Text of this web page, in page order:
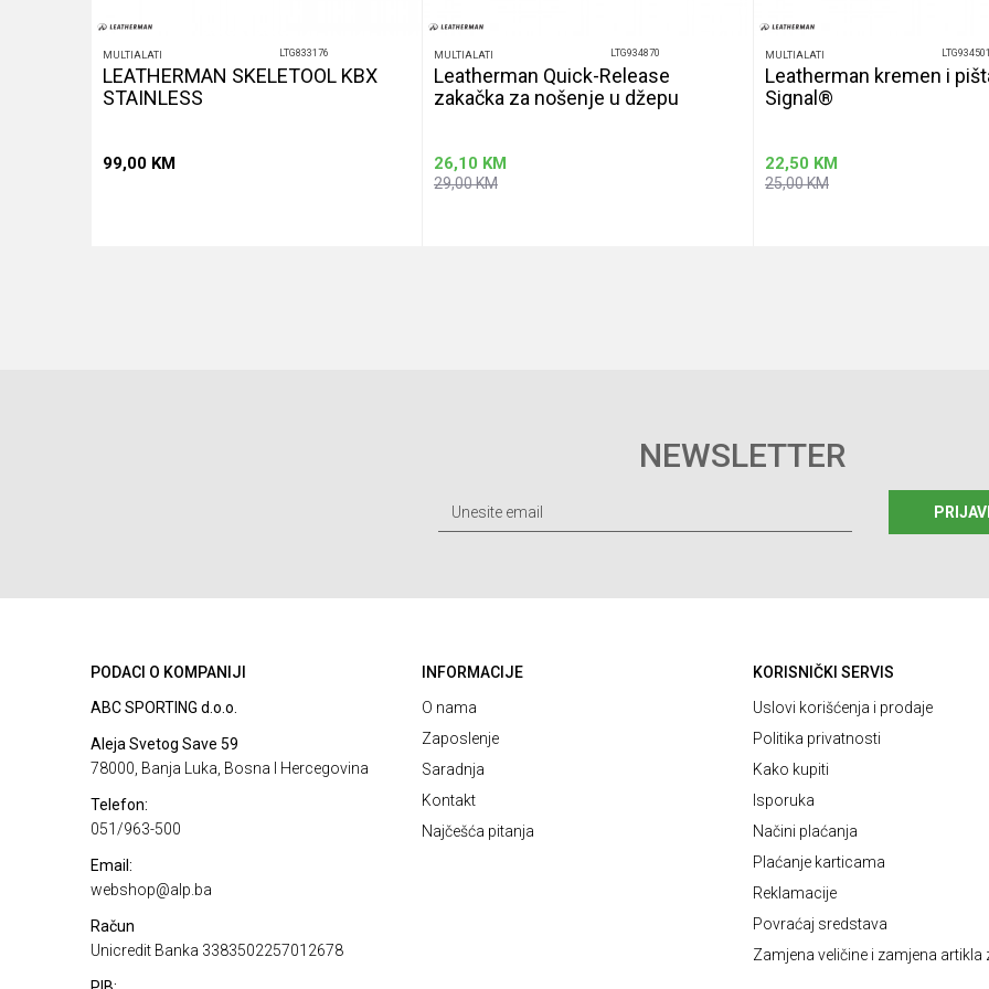
MULTIALATI LTG833176
LEATHERMAN SKELETOOL KBX
STAINLESS
99,00 KM
MULTIALATI LTG934870
Leatherman Quick-Release
zakačka za nošenje u džepu
26,10 KM
29,00KM
MULTIALATI LTG934501
Leatherman kremen i
Signal®
22,50 KM
25,00KM
NEWSLETTER
PODACI O KOMPANIJI
ABC SPORTING d.o.o.
Aleja Svetog Save 59
78000, Banja Luka, Bosna I Hercegovina
Telefon:
051/963-500
Email:
webshop@alp.ba
Račun
Unicredit Banka 3383502257012678
INFORMACIJE
O nama
Zaposlenje
Saradnja
Kontakt
Najčešća pitanja
KORISNIČKI SERVIS
Uslovi korišćenja i prodaje
Politika privatnosti
Kako kupiti
Isporuka
Načini plaćanja
Plaćanje karticama
Reklamacije
Povraćaj sredstava
Zamjena veličine i zamjena artikla